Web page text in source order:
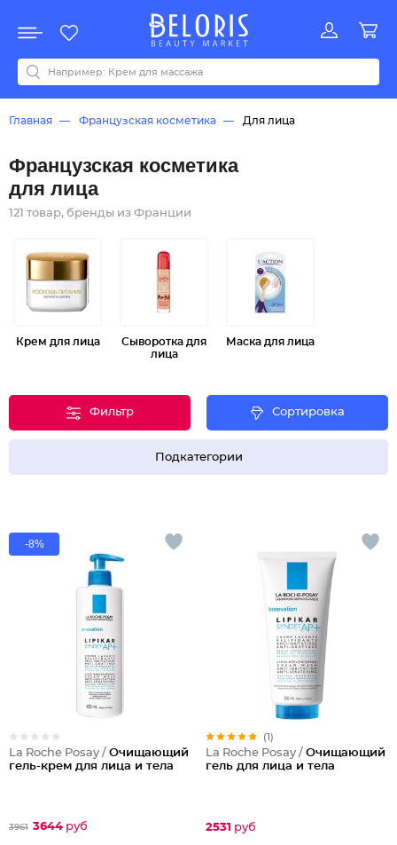
Акции
Все бренды
0-9ABCDEFGHIJKLMNOPQRSTUVWYZАБВДЗИМОКЛНПРСТУФ
Главная Французская косметика Для лица
Французская косметика
для лица
121 товар, бренды из Франции
Крем для лица
Сыворотка для
лица
Маска для лица
Фильтр Сортировка
Подкатегории
-8%
La Roche Posay / Очищающий
гель-крем для лица и тела
3961 3644 руб
(1)
La Roche Posay / Очищающий
гель для лица и тела
2531 руб